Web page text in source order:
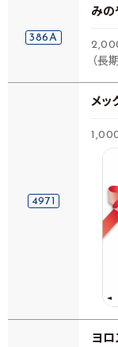
386A
みの
（長
4971
メッ
ヨロ